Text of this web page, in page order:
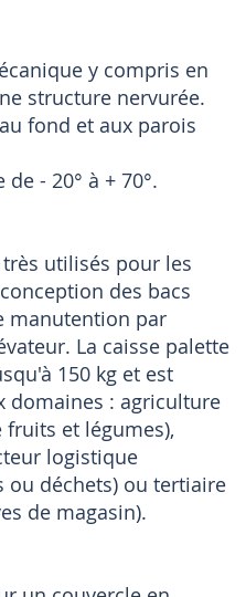
y compris en
structure nervurée.
fond et aux parois
- 20° à + 70°.
utilisés pour les
des bacs
manutention par
La caisse palette
150 kg et est
domaines : agriculture
fruits et légumes),
logistique
ou déchets) ou tertiaire
de magasin).